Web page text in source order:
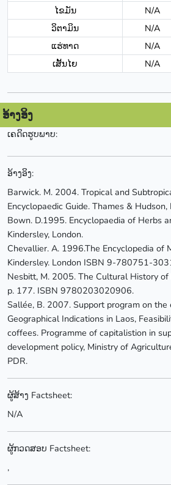
ໄຂມັນ
N/A
ວິຕາມິນ
N/A
ແຮ່ທາດ
N/A
ເສັ້ນໄຍ
N/A
ອ້າງອິງ
ເຄດິດຮູບພາບ:
ອ້າງອິງ:
Barwick. M. 2004. Tropical and
Encyclopaedic Guide. Thames & Hudson,
Bown. D.1995. Encyclopaedia of Herbs
Kindersley, London.
Chevallier. A. 1996.The Encyclopedia of
Kindersley. London ISBN 9-780751-
Nesbitt, M. 2005. The Cultural History of
p. 177. ISBN 9780203020906.
Sallée, B. 2007. Support program on
Geographical Indications in Laos,
coffees. Programme of capitalistion in
development policy, Ministry of
PDR.
ຜູ້ສ້າງ Factsheet:
N/A
ຜູ້ກວດສອບ Factsheet:
,